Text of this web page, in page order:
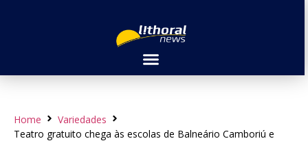
Home
Variedades
Teatro gratuito chega às escolas de Balneário Camboriú e